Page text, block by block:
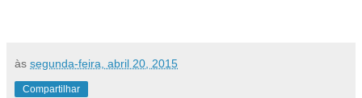
às segunda-feira, abril 20, 2015
Compartilhar